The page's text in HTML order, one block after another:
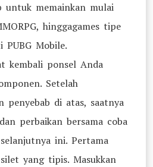
untuk memainkan mulai
hinggagames tipe
Mobile.
kembali ponsel Anda
Setelah
penyebab di atas, saatnya
perbaikan bersama coba
ini. Pertama
yang tipis. Masukkan